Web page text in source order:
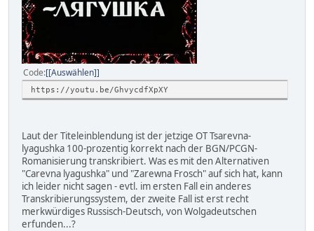
Code [Auswählen]
https://youtu.be/GhvycdfXpXY
Laut der Titeleinblendung ist der jetzige OT Tsarevna-
lyagushka 100-prozentig korrekt nach der BGN/PCGN-
Romanisierung transkribiert. Was es mit den Alternativen
"Carevna lyagushka" und "Zarewna Frosch" auf sich hat, kann
ich leider nicht sagen - evtl. im ersten Fall ein anderes
Transkribierungssystem, der zweite Fall ist erst recht
merkwürdiges Russisch-Deutsch, von Wolgadeutschen
erfunden...?